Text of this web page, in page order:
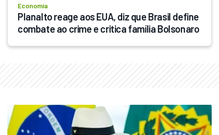
Economia
Planalto reage aos EUA, diz que Brasil define
combate ao crime e critica família Bolsonaro